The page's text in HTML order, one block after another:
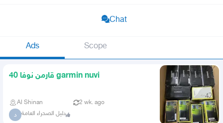
Chat
Ads Scope
قارمن نوفا 40 garmin nuvi
Al Shinan 2 wk. ago
د دليل الصحراء العامة